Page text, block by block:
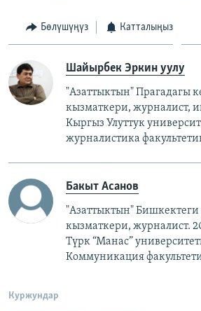
Бөлүшүңүз Катталыңыз
Шайырбек Эркин уулу
"Азаттыктын" Прагадагы
кызматкери, журналист,
Кыргыз Улуттук
журналистика
Бакыт Асанов
"Азаттыктын"
кызматкери, журналист.
Түрк “Манас”
Коммуникация
Куржундар